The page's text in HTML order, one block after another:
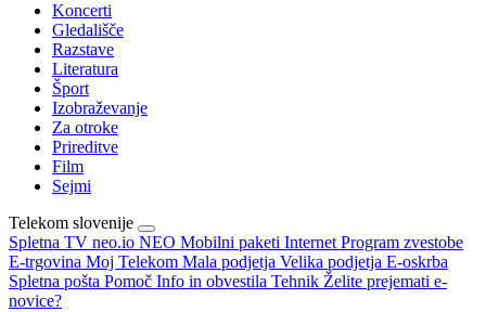
Koncerti
Gledališče
Razstave
Literatura
Šport
Izobraževanje
Za otroke
Prireditve
Film
Sejmi
Telekom slovenije
Spletna TV neo.io NEO Mobilni paketi Internet Program zvestobe
E-trgovina Moj Telekom Mala podjetja Velika podjetja E-oskrba
Spletna pošta Pomoč Info in obvestila Tehnik Želite prejemati e-
novice?